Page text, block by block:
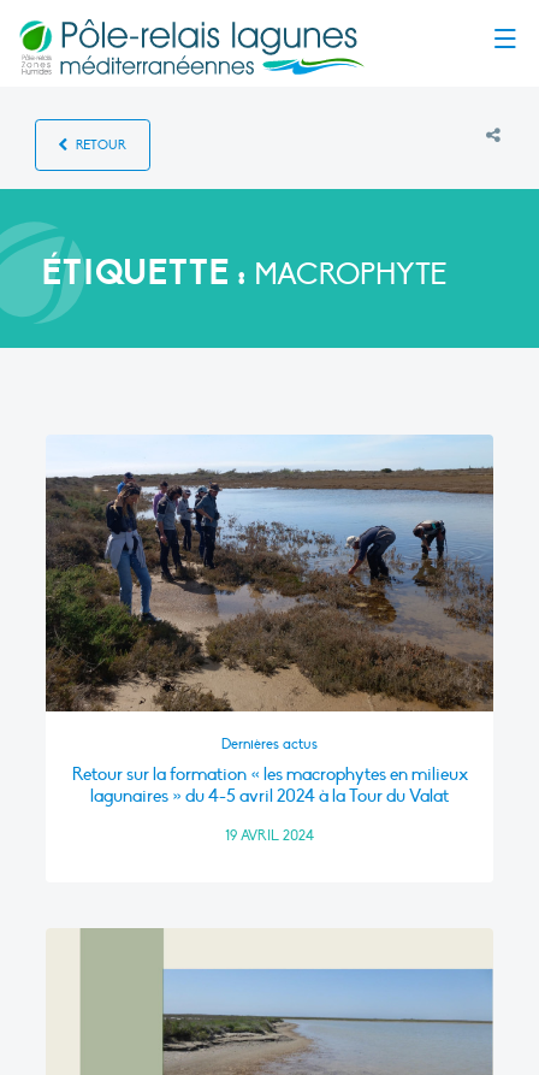
RETOUR
ÉTIQUETTE : MACROPHYTE
Dernières actus
Retour sur la formation « les macrophytes en milieux
lagunaires » du 4-5 avril 2024 à la Tour du Valat
19 AVRIL 2024